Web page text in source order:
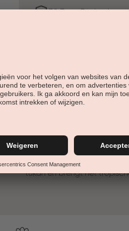
30 Tage
Jetzt shoppen -
Beschreibung
Is het motto in de mode-
palmtakken en zoete
Deze kleuren trekken nu de
Exotic Tucan! De warme
tukan en brengt het